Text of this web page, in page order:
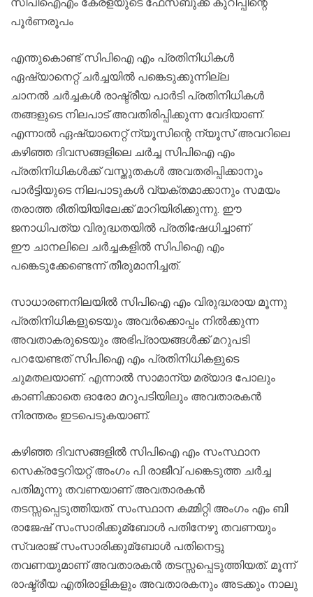
പൂര്‍ണരൂപം
എന്തുകൊണ്ട് സിപിഐ എം പ്രതിനിധികള്‍
ഏഷ്യാനെറ്റ് ചര്‍ച്ചയില്‍ പങ്കെടുക്കുന്നില്ല
ചാനല്‍ ചര്‍ച്ചകള്‍ രാഷ്ട്രീയ പാര്‍ടി പ്രതിനിധികള്‍
തങ്ങളുടെ നിലപാട് അവതിരിപ്പിക്കുന്ന വേദിയാണ്.
എന്നാല്‍ ഏഷ്യാനെറ്റ് ന്യൂസിന്റെ ന്യൂസ് അവറിലെ
കഴിഞ്ഞ ദിവസങ്ങളിലെ ചര്‍ച്ച സിപിഐ എം
പ്രതിനിധികള്‍ക്ക് വസ്തുതകള്‍ അവതരിപ്പിക്കാനും
പാര്‍ട്ടിയുടെ നിലപാടുകള്‍ വ്യക്തമാക്കാനും സമയം
തരാത്ത രീതിയിയിലേക്ക് മാറിയിരിക്കുന്നു. ഈ
ജനാധിപത്യ വിരുദ്ധതയില്‍ പ്രതിഷേധിച്ചാണ്
ഈ ചാനലിലെ ചര്‍ച്ചകളില്‍ സിപിഐ എം
പങ്കെടുക്കേണ്ടെന്ന് തീരുമാനിച്ചത്.
സാധാരണനിലയില്‍ സിപിഐ എം വിരുദ്ധരായ മൂന്നു
പ്രതിനിധികളുടെയും അവര്‍ക്കൊപ്പം നില്‍ക്കുന്ന
അവതാകരുടെയും അഭിപ്രായങ്ങള്‍ക്ക് മറുപടി
പറയേണ്ടത് സിപിഐ എം പ്രതിനിധികളുടെ
ചുമതലയാണ്. എന്നാല്‍ സാമാന്യ മര്യാദ പോലും
കാണിക്കാതെ ഓരോ മറുപടിയിലും അവതാരകന്‍
നിരന്തരം ഇടപെടുകയാണ്.
കഴിഞ്ഞ ദിവസങ്ങളില്‍ സിപിഐ എം സംസ്ഥാന
സെക്രട്ടേറിയറ്റ് അംഗം പി രാജീവ് പങ്കെടുത്ത ചര്‍ച്ച
പതിമൂന്നു തവണയാണ് അവതാരകന്‍
തടസ്സപ്പെടുത്തിയത്. സംസ്ഥാന കമ്മിറ്റി അംഗം എം ബി
രാജേഷ് സംസാരിക്കുമ്ബോള്‍ പതിനേഴു തവണയും
സ്വരാജ് സംസാരിക്കുമ്ബോള്‍ പതിനെട്ടു
തവണയുമാണ് അവതാരകന്‍ തടസ്സപ്പെടുത്തിയത്. മൂന്ന്
രാഷ്ട്രീയ എതിരാളികളും അവതാരകനും അടക്കും നാലു